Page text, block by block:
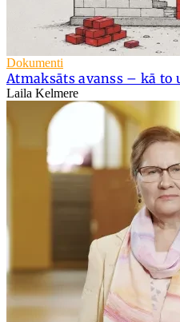
Dokumenti
Atmaksāts avanss – kā to
Laila Kelmere